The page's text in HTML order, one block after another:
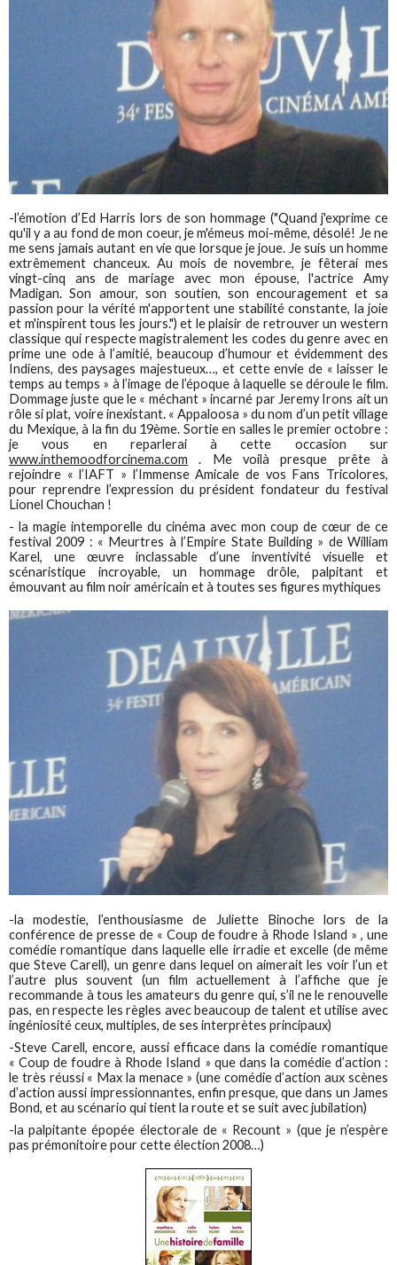
-l’émotion d’Ed Harris lors de son hommage ("Quand j'exprime ce
qu'il y a au fond de mon coeur, je m'émeus moi-même, désolé! Je ne
me sens jamais autant en vie que lorsque je joue. Je suis un homme
extrêmement chanceux. Au mois de novembre, je fêterai mes
vingt-cinq ans de mariage avec mon épouse, l'actrice Amy
Madigan. Son amour, son soutien, son encouragement et sa
passion pour la vérité m'apportent une stabilité constante, la joie
et m'inspirent tous les jours.") et le plaisir de retrouver un western
classique qui respecte magistralement les codes du genre avec en
prime une ode à l’amitié, beaucoup d’humour et évidemment des
Indiens, des paysages majestueux…, et cette envie de « laisser le
temps au temps » à l’image de l’époque à laquelle se déroule le film.
Dommage juste que le « méchant » incarné par Jeremy Irons ait un
rôle si plat, voire inexistant. « Appaloosa » du nom d’un petit village
du Mexique, à la fin du 19ème. Sortie en salles le premier octobre :
je vous en reparlerai à cette occasion sur
www.inthemoodforcinema.com . Me voilà presque prête à
rejoindre « l’IAFT » l’Immense Amicale de vos Fans Tricolores,
pour reprendre l’expression du président fondateur du festival
Lionel Chouchan !
- la magie intemporelle du cinéma avec mon coup de cœur de ce
festival 2009 : « Meurtres à l’Empire State Building » de William
Karel, une œuvre inclassable d’une inventivité visuelle et
scénaristique incroyable, un hommage drôle, palpitant et
émouvant au film noir américain et à toutes ses figures mythiques
-la modestie, l’enthousiasme de Juliette Binoche lors de la
conférence de presse de « Coup de foudre à Rhode Island » , une
comédie romantique dans laquelle elle irradie et excelle (de même
que Steve Carell), un genre dans lequel on aimerait les voir l’un et
l’autre plus souvent (un film actuellement à l’affiche que je
recommande à tous les amateurs du genre qui, s’il ne le renouvelle
pas, en respecte les règles avec beaucoup de talent et utilise avec
ingéniosité ceux, multiples, de ses interprètes principaux)
-Steve Carell, encore, aussi efficace dans la comédie romantique
« Coup de foudre à Rhode Island » que dans la comédie d’action :
le très réussi « Max la menace » (une comédie d’action aux scènes
d’action aussi impressionnantes, enfin presque, que dans un James
Bond, et au scénario qui tient la route et se suit avec jubilation)
-la palpitante épopée électorale de « Recount » (que je n’espère
pas prémonitoire pour cette élection 2008…)